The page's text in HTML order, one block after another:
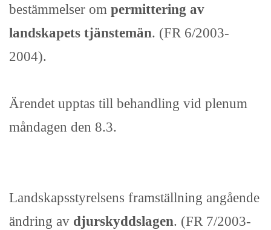
bestämmelser om permittering av
landskapets tjänstemän. (FR 6/2003-
2004).
Ärendet upptas till behandling vid plenum
måndagen den 8.3.
Landskapsstyrelsens framställning angående
ändring av djurskyddslagen. (FR 7/2003-